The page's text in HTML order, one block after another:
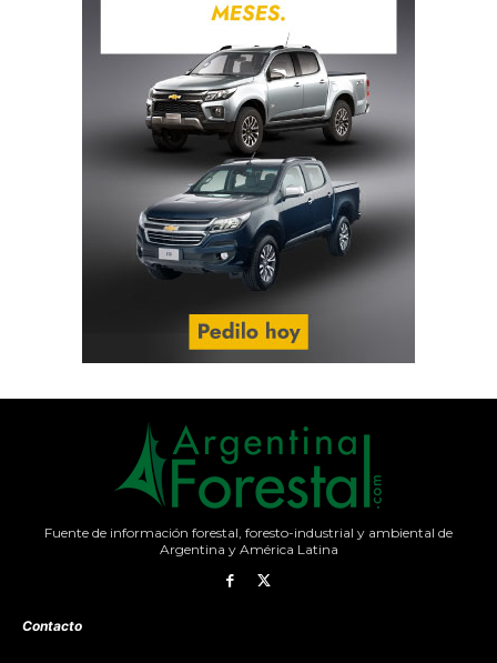
Fuente de información forestal, foresto-industrial y ambiental de
Argentina y América Latina
Contacto